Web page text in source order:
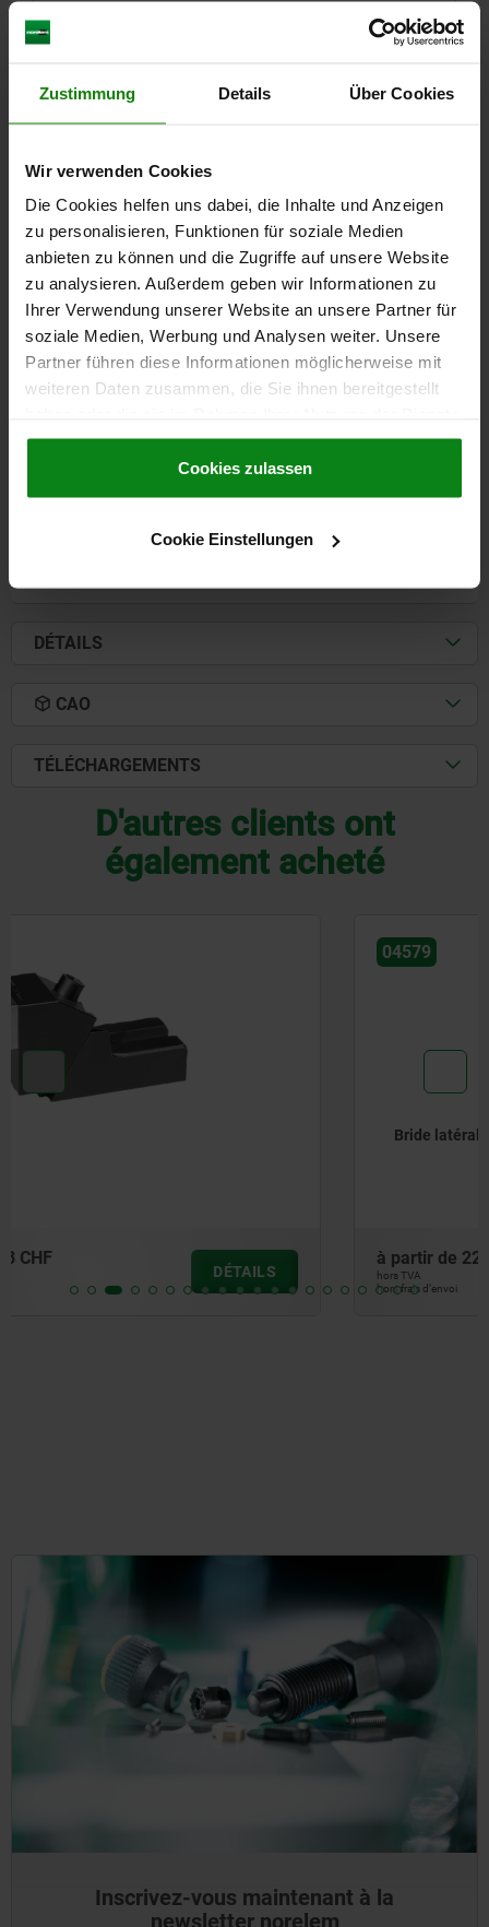
Zustimmung Details Über Cookies
Wir verwenden Cookies
Die Cookies helfen uns dabei, die Inhalte und Anzeigen
zu personalisieren, Funktionen für soziale Medien
anbieten zu können und die Zugriffe auf unsere Website
zu analysieren. Außerdem geben wir Informationen zu
Ihrer Verwendung unserer Website an unsere Partner für
soziale Medien, Werbung und Analysen weiter. Unsere
Partner führen diese Informationen möglicherweise mit
weiteren Daten zusammen, die Sie ihnen bereitgestellt
gesammelt haben.Cookie Richtlinien
Datenschutz|AGB
Cookies zulassen
Cookie Einstellungen
BRIDE LATÉRALE MIT SPANNSPITZE T. 30, L=134,
B=67, H=71,5 ACIER DE TRAITEMENT BRUNI
LONGUEUR=134 LARGEUR=67 HAUTEUR=71,5
COURSE S=10
LARGEUR DE LA RAINURE=18
COUPLE DE SERRAGE M1 EN NM=205
COUPLE DE SERRAGE M2 EN NM=125 TAILLE=30 B1=36
B2=20
FILETAGE=M16
D1=M16 D2=M6 H1=34
L1 MIN.=189,5
L5=32 F KN=30 LARGEUR DE CLÉ=24
DÉTAILS
CAO
TÉLÉCHARGEMENTS
D'autres clients ont
également acheté
220,82 CHF
hors frais d’envoi
DÉTAILS
Inscrivez-vous maintenant à la
newsletter norelem